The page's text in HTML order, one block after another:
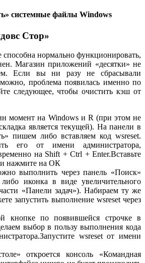
системные файлы Windows
Стор»
нормально функционировать,
Магазин приложений «десятки» не
Если вы ни разу не сбрасывали
проблема появилась именно по
следующее, чтобы очистить кэш от
момент на Windows и R (при этом не
является текущей). На панели в
пишем либо вставляем код wsreset.
его от имени администратора,
на Shift + Ctrl + Enter.Вставьте
и нажмите на ОК
выполнить через панель «Поиск»
иконка в виде увеличительного
«Панели задач»). Набираем ту же
запустить выполнение wsreset через
кнопке по появившейся строчке в
выбор в пользу выполнения кода
wsreset от имени
откроется консоль «Командная